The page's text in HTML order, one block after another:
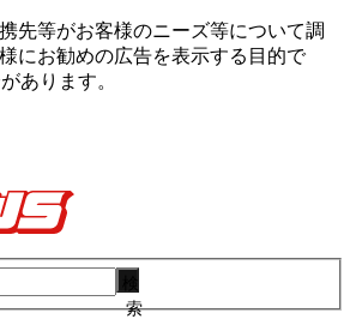
先等がお客様のニーズ等について調
にお勧めの広告を表⽰する⽬的で
あります。
索